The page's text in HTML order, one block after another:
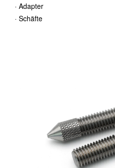
· Adapter
· Schäfte